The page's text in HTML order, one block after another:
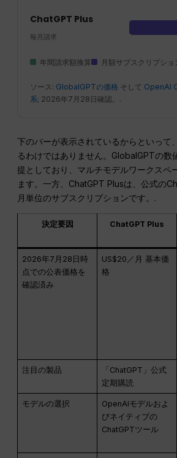
ChatGPT Plus
毎月請求
年間請求額換算 月額サブスクリプショ
ソース: GlobalGPTの価格 そして OpenAI
系; 2026年7月28日確認。.
下のバーが表示されているからといって
るわけではありません。GlobalGPTの数
提としており、マルチモデルワークスペ
ます。一方、ChatGPT Plusは、公式の
月単位のサブスクリプションです。.
決定要因 ChatGPT Plus
2026年7月28日時
点での公表価格を
確認済み
US$20／月 基本価
格
注目の製品
「ChatGPT」公式
定期購読
モデルの選択
OpenAIモデルおよ
びネイティブの
ChatGPTツール